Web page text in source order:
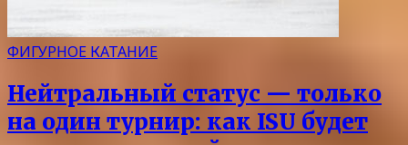
ФИГУРНОЕ КАТАНИЕ
Нейтральный статус — только
на один турнир: как ISU будет